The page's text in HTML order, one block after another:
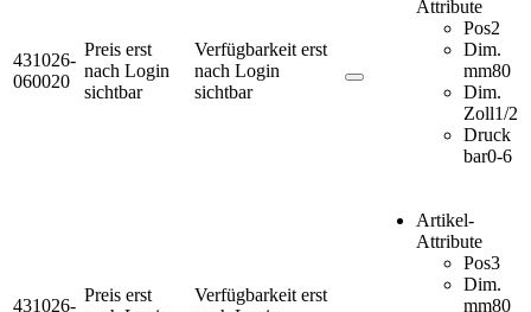
431026-
060020
Preis erst
nach Login
sichtbar
Verfügbarkeit erst
nach Login
sichtbar
Attribute
Pos2
Dim.
mm80
Dim.
Zoll1/2
Druck
bar0-6
431026-
Preis erst
Verfügbarkeit erst
Artikel-
Attribute
Pos3
Dim.
mm80